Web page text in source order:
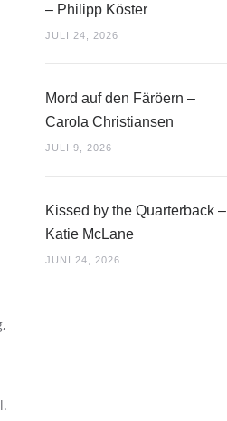
– Philipp Köster
JULI 24, 2026
Mord auf den Färöern –
Carola Christiansen
JULI 9, 2026
Kissed by the Quarterback –
Katie McLane
JUNI 24, 2026